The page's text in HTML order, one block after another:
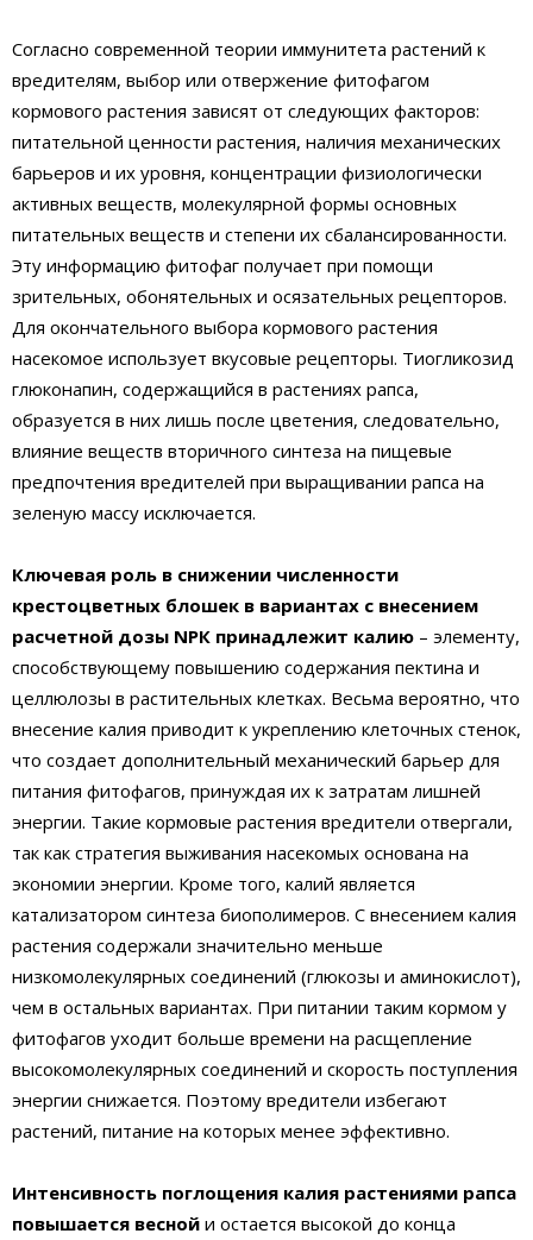
Согласно современной теории иммунитета растений к
вредителям, выбор или отвержение фитофагом
кормового растения зависят от следующих факторов:
питательной ценности растения, наличия механических
барьеров и их уровня, концентрации физиологически
активных веществ, молекулярной формы основных
питательных веществ и степени их сбалансированности.
Эту информацию фитофаг получает при помощи
зрительных, обонятельных и осязательных рецепторов.
Для окончательного выбора кормового растения
насекомое использует вкусовые рецепторы. Тиогликозид
глюконапин, содержащийся в растениях рапса,
образуется в них лишь после цветения, следовательно,
влияние веществ вторичного синтеза на пищевые
предпочтения вредителей при выращивании рапса на
зеленую массу исключается.
Ключевая роль в снижении численности
крестоцветных блошек в вариантах с внесением
расчетной дозы NРК принадлежит калию – элементу,
способствующему повышению содержания пектина и
целлюлозы в растительных клетках. Весьма вероятно, что
внесение калия приводит к укреплению клеточных стенок,
что создает дополнительный механический барьер для
питания фитофагов, принуждая их к затратам лишней
энергии. Такие кормовые растения вредители отвергали,
так как стратегия выживания насекомых основана на
экономии энергии. Кроме того, калий является
катализатором синтеза биополимеров. С внесением калия
растения содержали значительно меньше
низкомолекулярных соединений (глюкозы и аминокислот),
чем в остальных вариантах. При питании таким кормом у
фитофагов уходит больше времени на расщепление
высокомолекулярных соединений и скорость поступления
энергии снижается. Поэтому вредители избегают
растений, питание на которых менее эффективно.
Интенсивность поглощения калия растениями рапса
повышается весной и остается высокой до конца